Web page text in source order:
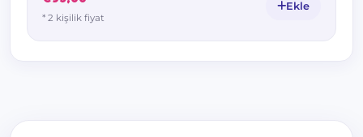
* 2 kişilik fiyat
Ekle